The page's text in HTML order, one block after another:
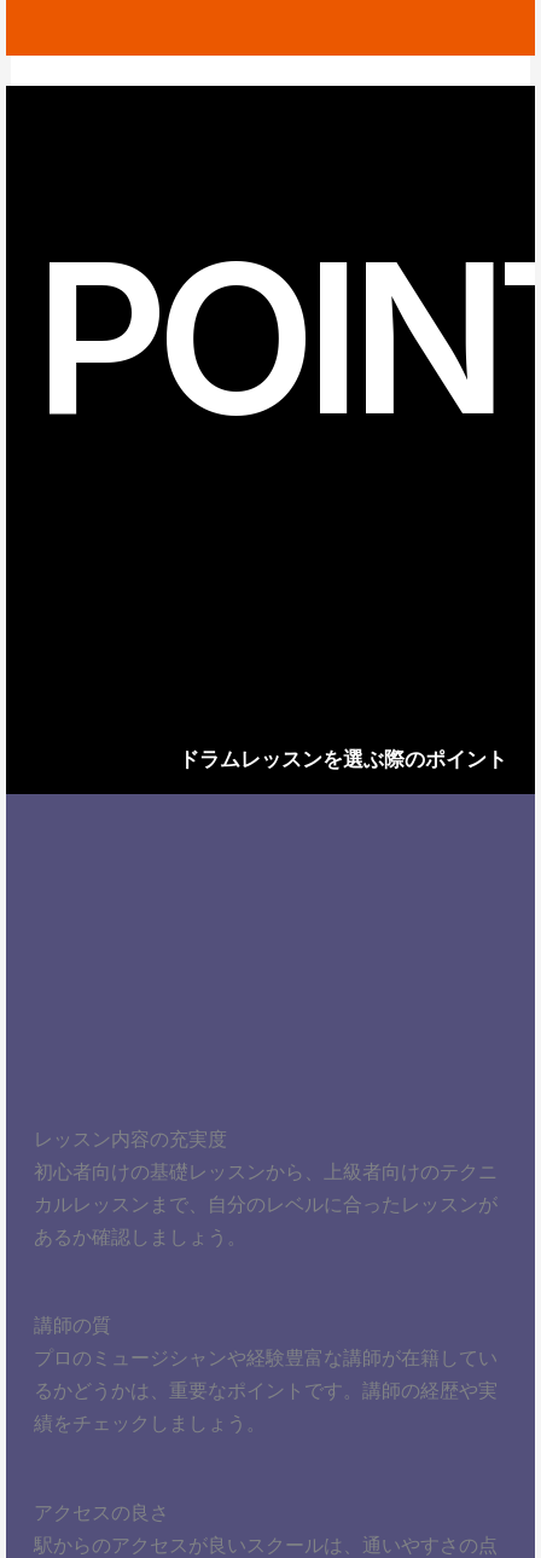
ドラムレッスンを選ぶ際のポイント
レッスン内容の充実度
初心者向けの基礎レッスンから、上級者向けのテクニ
カルレッスンまで、自分のレベルに合ったレッスンが
あるか確認しましょう。
講師の質
プロのミュージシャンや経験豊富な講師が在籍してい
るかどうかは、重要なポイントです。講師の経歴や実
績をチェックしましょう。
アクセスの良さ
駅からのアクセスが良いスクールは、通いやすさの点